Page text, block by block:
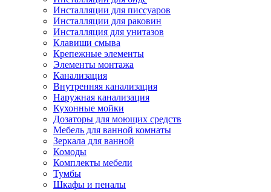
Инсталляции для писсуаров
Инсталляции для раковин
Инсталляция для унитазов
Клавиши смыва
Крепежные элементы
Элементы монтажа
Канализация
Внутренняя канализация
Наружная канализация
Кухонные мойки
Дозаторы для моющих средств
Мебель для ванной комнаты
Зеркала для ванной
Комоды
Комплекты мебели
Тумбы
Шкафы и пеналы